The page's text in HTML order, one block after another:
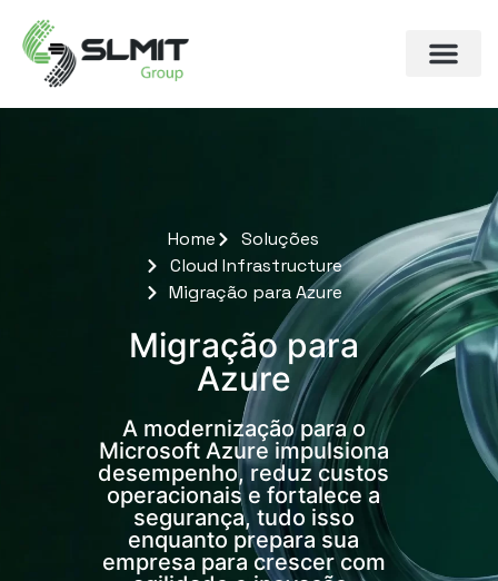
Home
Soluções
Cloud Infrastructure
Migração para Azure
Migração para
Azure
A modernização para o
Microsoft Azure impulsiona
desempenho, reduz custos
operacionais e fortalece a
segurança, tudo isso
enquanto prepara sua
empresa para crescer com